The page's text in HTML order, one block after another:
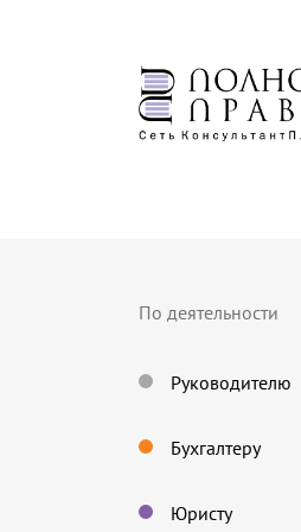
По деятельности
Руководителю
Бухгалтеру
Юристу